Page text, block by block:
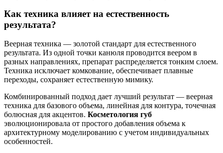
Как техника влияет на естественность
результата?
Веерная техника — золотой стандарт для естественного
результата. Из одной точки канюля проводится веером в
разных направлениях, препарат распределяется тонким слоем.
Техника исключает комкование, обеспечивает плавные
переходы, сохраняет естественную мимику.
Комбинированный подход дает лучший результат — веерная
техника для базового объема, линейная для контура, точечная
болюсная для акцентов. Косметология губ
эволюционировала от простого добавления объема к
архитектурному моделированию с учетом индивидуальных
особенностей.